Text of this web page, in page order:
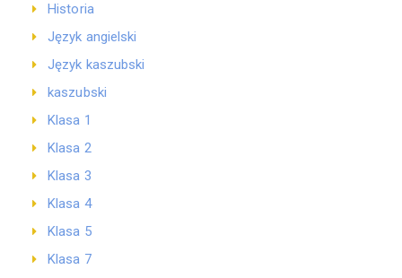
Historia
Język angielski
Język kaszubski
kaszubski
Klasa 1
Klasa 2
Klasa 3
Klasa 4
Klasa 5
Klasa 7